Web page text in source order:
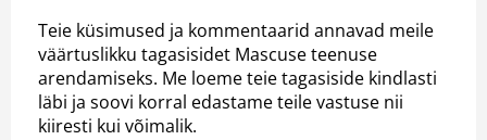
Teie küsimused ja kommentaarid annavad meile
väärtuslikku tagasisidet Mascuse teenuse
arendamiseks. Me loeme teie tagasiside kindlasti
läbi ja soovi korral edastame teile vastuse nii
kiiresti kui võimalik.